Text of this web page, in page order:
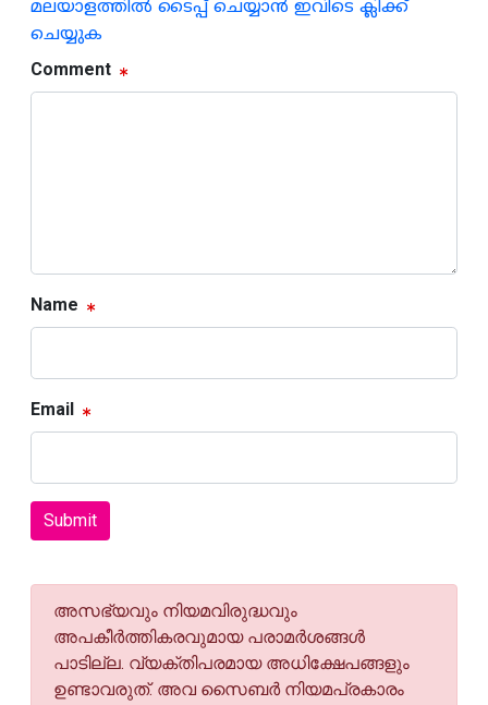
മലയാളത്തില്‍ ടൈപ്പ് ചെയ്യാന്‍ ഇവിടെ ക്ലിക്ക്
ചെയ്യുക
Comment
Name
Email
Submit
അസഭ്യവും നിയമവിരുദ്ധവും
അപകീര്‍ത്തികരവുമായ പരാമര്‍ശങ്ങള്‍
പാടില്ല. വ്യക്തിപരമായ അധിക്ഷേപങ്ങളും
ഉണ്ടാവരുത്. അവ സൈബര്‍ നിയമപ്രകാരം